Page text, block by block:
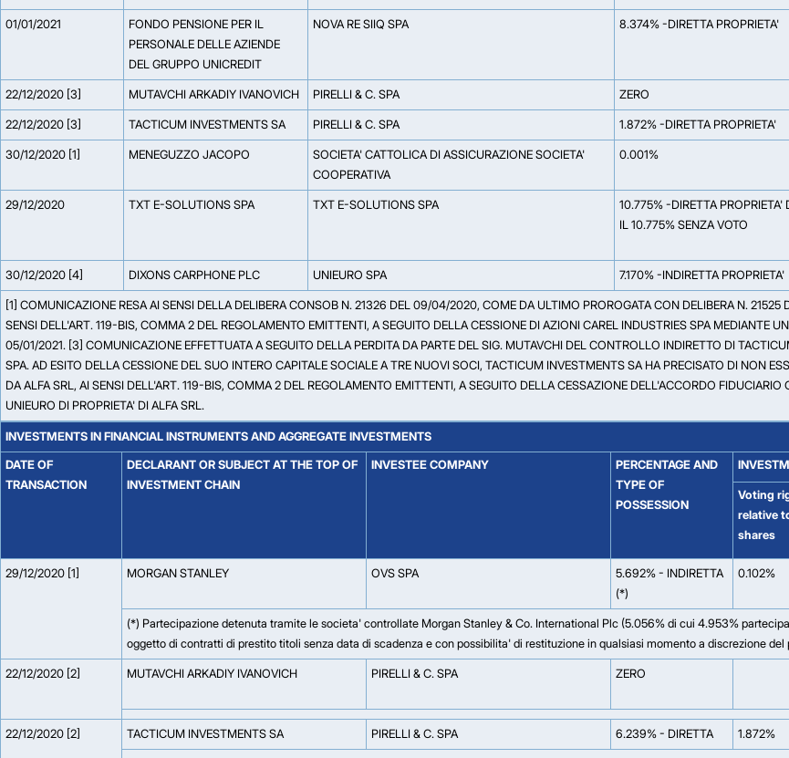
01/01/2021
FONDO PENSIONE PER IL
PERSONALE DELLE AZIENDE
DEL GRUPPO UNICREDIT
NOVA RE SIIQ SPA 8.374% -DIRETTA PROPRIETA'
22/12/2020 [3] MUTAVCHI ARKADIY IVANOVICH PIRELLI & C. SPA ZERO
22/12/2020 [3] TACTICUM INVESTMENTS SA PIRELLI & C. SPA 1.872% -DIRETTA PROPRIETA'
30/12/2020 [1] MENEGUZZO JACOPO
SOCIETA' CATTOLICA DI ASSICURAZIONE SOCIETA'
COOPERATIVA
0.001%
29/12/2020 TXT E-SOLUTIONS SPA TXT E-SOLUTIONS SPA
10.775% -DIRETTA PROPRIETA'
IL 10.775% SENZA VOTO
30/12/2020 [4] DIXONS CARPHONE PLC UNIEURO SPA 7.170% -INDIRETTA PROPRIETA'
[1] COMUNICAZIONE RESA AI SENSI DELLA DELIBERA CONSOB N. 21326 DEL 09/04/2020, COME DA ULTIMO PROROGATA CON DELIBERA N.
SENSI DELL'ART. 119-BIS, COMMA 2 DEL REGOLAMENTO EMITTENTI, A SEGUITO DELLA CESSIONE DI AZIONI CAREL INDUSTRIES SPA MEDIANTE
05/01/2021. [3] COMUNICAZIONE EFFETTUATA A SEGUITO DELLA PERDITA DA PARTE DEL SIG. MUTAVCHI DEL CONTROLLO INDIRETTO DI
SPA. AD ESITO DELLA CESSIONE DEL SUO INTERO CAPITALE SOCIALE A TRE NUOVI SOCI, TACTICUM INVESTMENTS SA HA PRECISATO DI NON
DA ALFA SRL, AI SENSI DELL'ART. 119-BIS, COMMA 2 DEL REGOLAMENTO EMITTENTI, A SEGUITO DELLA CESSAZIONE DELL'ACCORDO
UNIEURO DI PROPRIETA' DI ALFA SRL.
INVESTMENTS IN FINANCIAL INSTRUMENTS AND AGGREGATE INVESTMENTS
DATE OF
TRANSACTION
DECLARANT OR SUBJECT AT THE TOP OF
INVESTMENT CHAIN
INVESTEE COMPANY
PERCENTAGE AND
TYPE OF
POSSESSION
Voting
relative
shares
29/12/2020 [1] MORGAN STANLEY OVS SPA
5.692% - INDIRETTA
(*)
0.102%
(*) Partecipazione detenuta tramite le societa' controllate Morgan Stanley & Co. International Plc (5.056% di cui 4.953%
oggetto di contratti di prestito titoli senza data di scadenza e con possibilita' di restituzione in qualsiasi momento a discrezione del
22/12/2020 [2] MUTAVCHI ARKADIY IVANOVICH PIRELLI & C. SPA ZERO
22/12/2020 [2] TACTICUM INVESTMENTS SA PIRELLI & C. SPA 6.239% - DIRETTA 1.872%